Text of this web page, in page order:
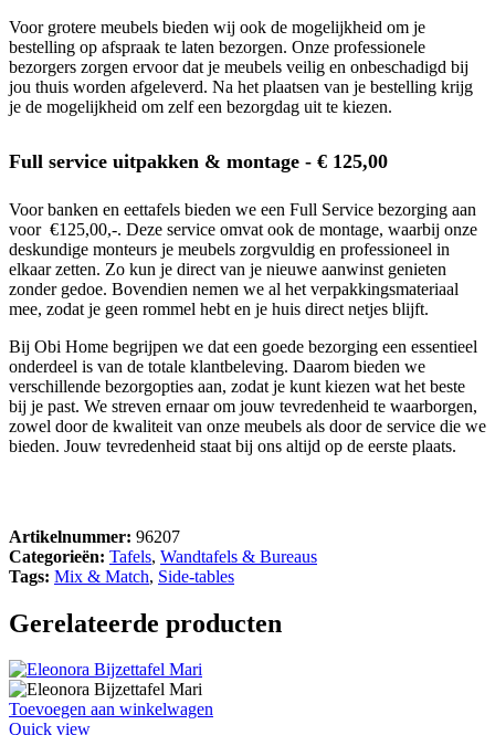
Voor grotere meubels bieden wij ook de mogelijkheid om je
bestelling op afspraak te laten bezorgen. Onze professionele
bezorgers zorgen ervoor dat je meubels veilig en onbeschadigd bij
jou thuis worden afgeleverd. Na het plaatsen van je bestelling krijg
je de mogelijkheid om zelf een bezorgdag uit te kiezen.
Full service uitpakken & montage - € 125,00
Voor banken en eettafels bieden we een Full Service bezorging aan
voor €125,00,-. Deze service omvat ook de montage, waarbij onze
deskundige monteurs je meubels zorgvuldig en professioneel in
elkaar zetten. Zo kun je direct van je nieuwe aanwinst genieten
zonder gedoe. Bovendien nemen we al het verpakkingsmateriaal
mee, zodat je geen rommel hebt en je huis direct netjes blijft.
Bij Obi Home begrijpen we dat een goede bezorging een essentieel
onderdeel is van de totale klantbeleving. Daarom bieden we
verschillende bezorgopties aan, zodat je kunt kiezen wat het beste
bij je past. We streven ernaar om jouw tevredenheid te waarborgen,
zowel door de kwaliteit van onze meubels als door de service die we
bieden. Jouw tevredenheid staat bij ons altijd op de eerste plaats.
Artikelnummer: 96207
Categorieën: Tafels, Wandtafels & Bureaus
Tags: Mix & Match, Side-tables
Gerelateerde producten
Toevoegen aan winkelwagen
Quick view